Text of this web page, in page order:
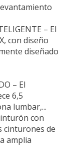
– El
con diseño
diseñado
– El
6,5
lumbar,...
con
cinturones de
amplia